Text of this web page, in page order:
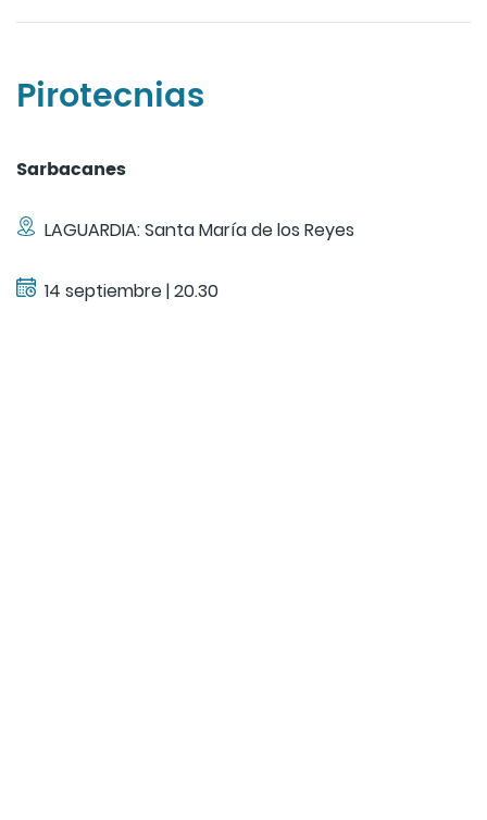
Pirotecnias
Sarbacanes
LAGUARDIA: Santa María de los Reyes
14 septiembre | 20.30